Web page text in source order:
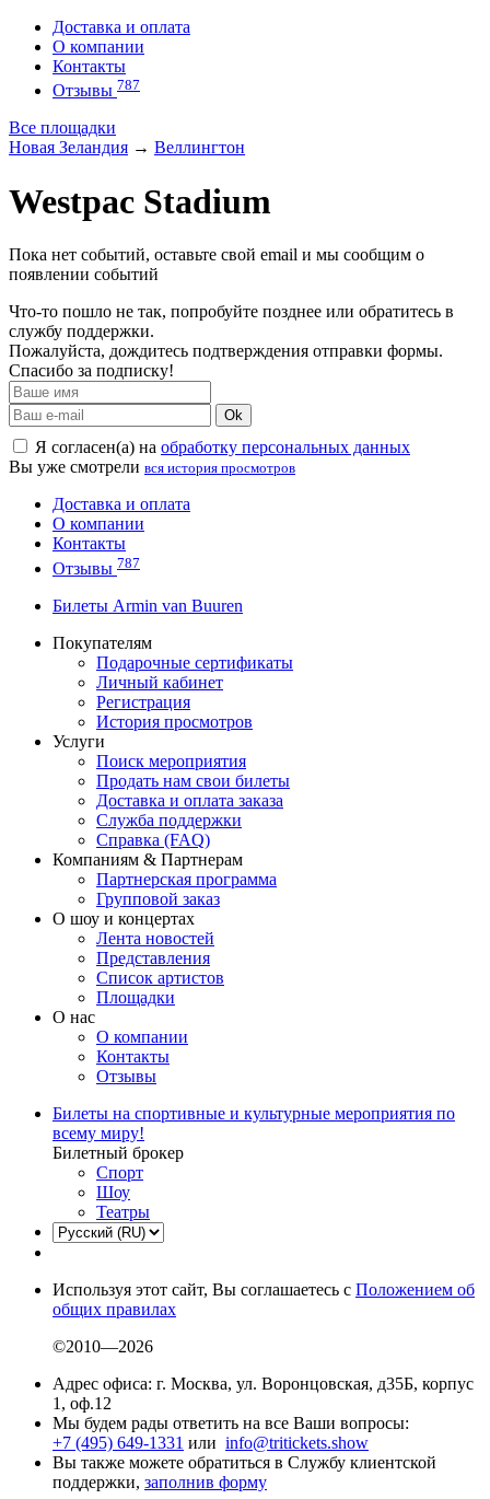
Доставка и оплата
О компании
Контакты
Отзывы 787
Все площадки
Новая Зеландия → Веллингтон
Westpac Stadium
Пока нет событий, оставьте свой email и мы сообщим о
появлении событий
Что-то пошло не так, попробуйте позднее или обратитесь в
службу поддержки.
Пожалуйста, дождитесь подтверждения отправки формы.
Спасибо за подписку!
Ok
Я согласен(а) на обработку персональных данных
Вы уже смотрели вся история просмотров
Доставка и оплата
О компании
Контакты
Отзывы 787
Билеты Armin van Buuren
Покупателям
Подарочные сертификаты
Личный кабинет
Регистрация
История просмотров
Услуги
Поиск мероприятия
Продать нам свои билеты
Доставка и оплата заказа
Служба поддержки
Справка (FAQ)
Компаниям & Партнерам
Партнерская программа
Групповой заказ
О шоу и концертах
Лента новостей
Представления
Список артистов
Площадки
О нас
О компании
Контакты
Отзывы
Билеты на спортивные и культурные мероприятия по
всему миру!
Билетный брокер
Спорт
Шоу
Театры
Используя этот сайт, Вы соглашаетесь с Положением об
общих правилах
©2010—2026
Адрес офиса: г. Москва, ул. Воронцовская, д35Б, корпус
1, оф.12
Мы будем рады ответить на все Ваши вопросы:
+7 (495) 649-1331 или info@tritickets.show
Вы также можете обратиться в Службу клиентской
поддержки, заполнив форму